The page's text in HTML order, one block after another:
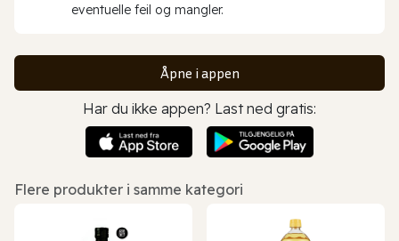
eventuelle feil og mangler.
Åpne i appen
Har du ikke appen? Last ned gratis:
Flere produkter i samme kategori